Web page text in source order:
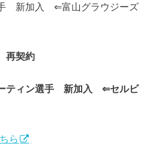
新加入 ⇐富山グラウジーズ
再契約
ティン選手 新加入 ⇐セルビ
ら